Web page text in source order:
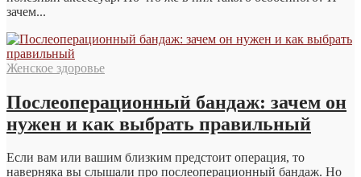
зачем...
Женское здоровье
Послеоперационный бандаж: зачем он
нужен и как выбрать правильный
Если вам или вашим близким предстоит операция, то
наверняка вы слышали про послеоперационный бандаж. Но